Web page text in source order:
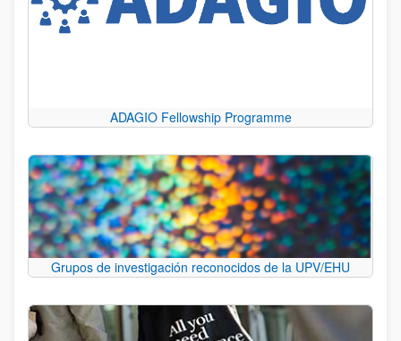
ADAGIO Fellowship Programme
Grupos de investigación reconocidos de la UPV/EHU